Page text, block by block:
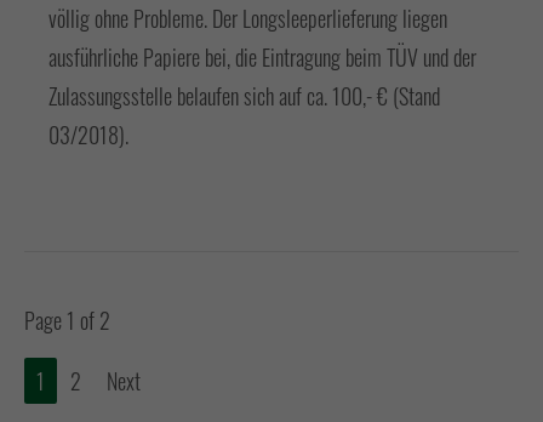
völlig ohne Probleme. Der Longsleeperlieferung liegen
ausführliche Papiere bei, die Eintragung beim TÜV und der
Zulassungsstelle belaufen sich auf ca. 100,- € (Stand
03/2018).
Page 1 of 2
1
2 Next